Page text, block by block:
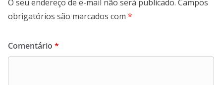
O seu endereço de e-mail não será publicado. Campos
obrigatórios são marcados com *
Comentário *